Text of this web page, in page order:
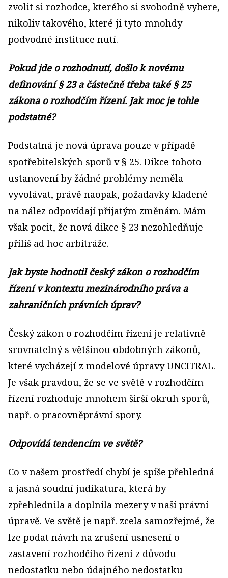
zvolit si rozhodce, kterého si svobodně vybere,
nikoliv takového, které ji tyto mnohdy
podvodné instituce nutí.
Pokud jde o rozhodnutí, došlo k novému
definování § 23 a částečně třeba také § 25
zákona o rozhodčím řízení. Jak moc je tohle
podstatné?
Podstatná je nová úprava pouze v případě
spotřebitelských sporů v § 25. Dikce tohoto
ustanovení by žádné problémy neměla
vyvolávat, právě naopak, požadavky kladené
na nález odpovídají přijatým změnám. Mám
však pocit, že nová dikce § 23 nezohledňuje
příliš ad hoc arbitráže.
Jak byste hodnotil český zákon o rozhodčím
řízení v kontextu mezinárodního práva a
zahraničních právních úprav?
Český zákon o rozhodčím řízení je relativně
srovnatelný s většinou obdobných zákonů,
které vycházejí z modelové úpravy UNCITRAL.
Je však pravdou, že se ve světě v rozhodčím
řízení rozhoduje mnohem širší okruh sporů,
např. o pracovněprávní spory.
Odpovídá tendencím ve světě?
Co v našem prostředí chybí je spíše přehledná
a jasná soudní judikatura, která by
zpřehlednila a doplnila mezery v naší právní
úpravě. Ve světě je např. zcela samozřejmé, že
lze podat návrh na zrušení usnesení o
zastavení rozhodčího řízení z důvodu
nedostatku nebo údajného nedostatku